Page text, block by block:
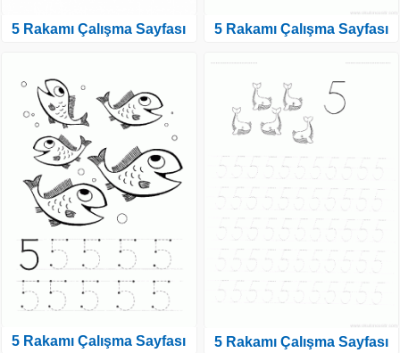
5 Rakamı Çalışma Sayfası
5 Rakamı Çalışma Sayfası
5 Rakamı Çalışma Sayfası
5 Rakamı Çalışma Sayfası